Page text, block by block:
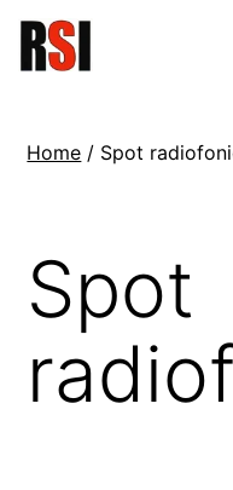
Salta
RSI
Home / Spot
Spot